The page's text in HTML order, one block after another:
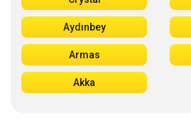
Aydınbey
Armas
Akka